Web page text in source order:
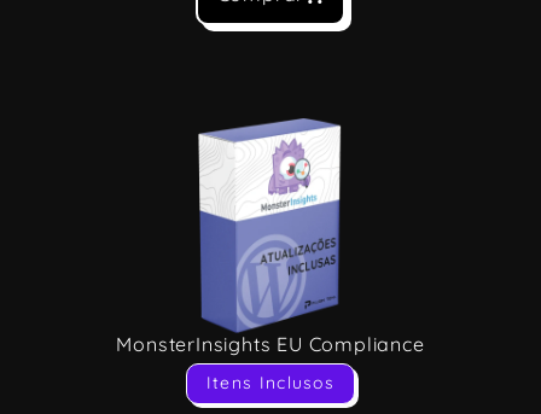
MonsterInsights EU Compliance
Itens Inclusos